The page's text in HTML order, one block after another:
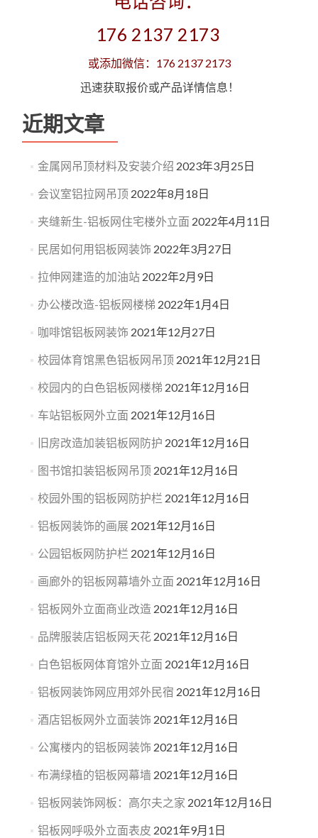
176 2137 2173
或添加微信：176 2137 2173
迅速获取报价或产品详情信息！
近期文章
金属网吊顶材料及安装介绍 2023年3月25日
会议室铝拉网吊顶 2022年8月18日
夹缝新生-铝板网住宅楼外立面 2022年4月11日
民居如何用铝板网装饰 2022年3月27日
拉伸网建造的加油站 2022年2月9日
办公楼改造-铝板网楼梯 2022年1月4日
咖啡馆铝板网装饰 2021年12月27日
校园体育馆黑色铝板网吊顶 2021年12月21日
校园内的白色铝板网楼梯 2021年12月16日
车站铝板网外立面 2021年12月16日
旧房改造加装铝板网防护 2021年12月16日
图书馆扣装铝板网吊顶 2021年12月16日
校园外围的铝板网防护栏 2021年12月16日
铝板网装饰的画展 2021年12月16日
公园铝板网防护栏 2021年12月16日
画廊外的铝板网幕墙外立面 2021年12月16日
铝板网外立面商业改造 2021年12月16日
品牌服装店铝板网天花 2021年12月16日
白色铝板网体育馆外立面 2021年12月16日
铝板网装饰网应用郊外民宿 2021年12月16日
酒店铝板网外立面装饰 2021年12月16日
公寓楼内的铝板网装饰 2021年12月16日
布满绿植的铝板网幕墙 2021年12月16日
铝板网装饰网板：高尔夫之家 2021年12月16日
铝板网呼吸外立面表皮 2021年9月1日